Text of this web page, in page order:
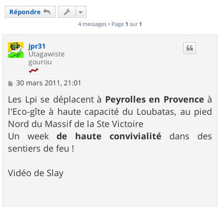
Répondre
4 messages • Page 1 sur 1
jpr31
Utagawiste
gourou
M
s
s
a
g
e
30 mars 2011, 21:01
Les Lpi se déplacent à Peyrolles en Provence à
l'Eco-gîte à haute capacité du Loubatas, au pied
Nord du Massif de la Ste Victoire
Un week de haute convivialité dans des
sentiers de feu !
Vidéo de Slay